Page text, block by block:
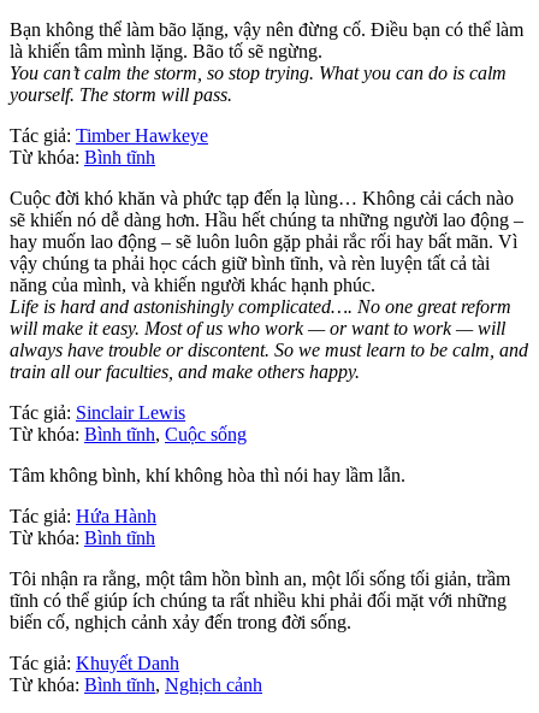
Bạn không thể làm bão lặng, vậy nên đừng cố. Điều bạn có thể làm
là khiến tâm mình lặng. Bão tố sẽ ngừng.
You can’t calm the storm, so stop trying. What you can do is calm
yourself. The storm will pass.
Tác giả: Timber Hawkeye
Từ khóa: Bình tĩnh
Cuộc đời khó khăn và phức tạp đến lạ lùng… Không cải cách nào
sẽ khiến nó dễ dàng hơn. Hầu hết chúng ta những người lao động –
hay muốn lao động – sẽ luôn luôn gặp phải rắc rối hay bất mãn. Vì
vậy chúng ta phải học cách giữ bình tĩnh, và rèn luyện tất cả tài
năng của mình, và khiến người khác hạnh phúc.
Life is hard and astonishingly complicated…. No one great reform
will make it easy. Most of us who work — or want to work — will
always have trouble or discontent. So we must learn to be calm, and
train all our faculties, and make others happy.
Tác giả: Sinclair Lewis
Từ khóa: Bình tĩnh, Cuộc sống
Tâm không bình, khí không hòa thì nói hay lầm lẫn.
Tác giả: Hứa Hành
Từ khóa: Bình tĩnh
Tôi nhận ra rằng, một tâm hồn bình an, một lối sống tối giản, trầm
tĩnh có thể giúp ích chúng ta rất nhiều khi phải đối mặt với những
biến cố, nghịch cảnh xảy đến trong đời sống.
Tác giả: Khuyết Danh
Từ khóa: Bình tĩnh, Nghịch cảnh